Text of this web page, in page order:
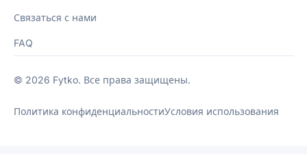
Связаться с нами
FAQ
© 2026 Fytko. Все права защищены.
Политика конфиденциальностиУсловия использования